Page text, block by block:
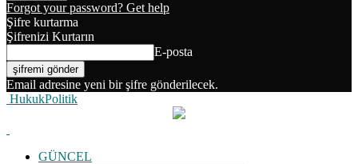
Forgot your password? Get help
Şifre kurtarma
Şifrenizi Kurtarın
E-posta
Email adresine yeni bir şifre gönderilecek.
HukukPolitik
GÜNCEL